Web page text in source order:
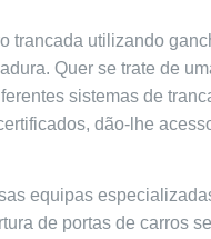
trancada utilizando
Quer se trate de
sistemas de
dão-lhe
equipas
de portas de carros